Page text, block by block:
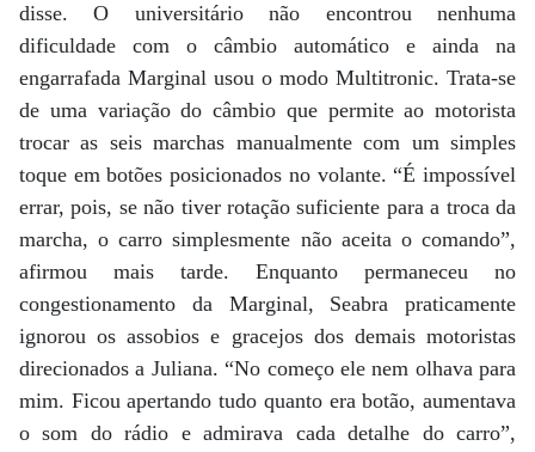
disse. O universitário não encontrou nenhuma
dificuldade com o câmbio automático e ainda na
engarrafada Marginal usou o modo Multitronic. Trata-se
de uma variação do câmbio que permite ao motorista
trocar as seis marchas manualmente com um simples
toque em botões posicionados no volante. “É impossível
errar, pois, se não tiver rotação suficiente para a troca da
marcha, o carro simplesmente não aceita o comando”,
afirmou mais tarde. Enquanto permaneceu no
congestionamento da Marginal, Seabra praticamente
ignorou os assobios e gracejos dos demais motoristas
direcionados a Juliana. “No começo ele nem olhava para
mim. Ficou apertando tudo quanto era botão, aumentava
o som do rádio e admirava cada detalhe do carro”,